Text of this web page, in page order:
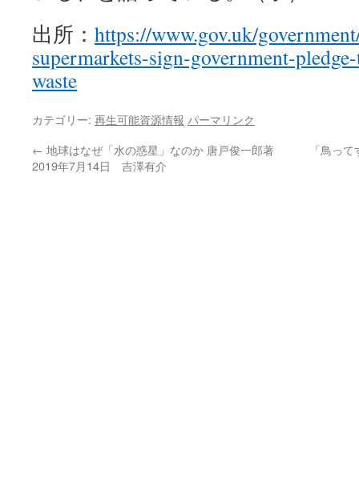
出所： https://www.gov.uk/
supermarkets-sign-government-
waste
カテゴリー: 再生可能資源情報 パーマリンク
← 地球はなぜ「水の惑星」なのか 唐戸俊一郎著
2019年7月14日 吉澤有介
「鳥っ